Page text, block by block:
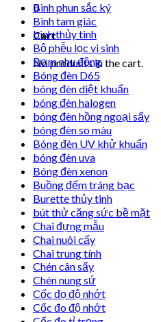
0
Cart
No products in the cart.
Bình phun sắc ký
Bình tam giác
bình thủy tinh
Bộ phễu lọc vi sinh
Bơm nhu động
Bóng đèn D65
bóng đèn diệt khuẩn
bóng đèn halogen
bóng đèn hồng ngoại sấy
bóng đèn so màu
Bóng đèn UV khử khuẩn
bóng đèn uva
Bóng đèn xenon
Buồng đếm tráng bạc
Burette thủy tinh
bút thử căng sức bề mặt
Chai đựng mẫu
Chai nuôi cấy
Chai trung tính
Chén cân sấy
Chén nung sứ
Cốc đọ độ nhớt
Cốc đo độ nhớt